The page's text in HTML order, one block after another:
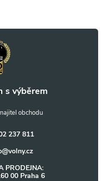
237 811
@volny.cz
PRODEJNA:
00 Praha 6